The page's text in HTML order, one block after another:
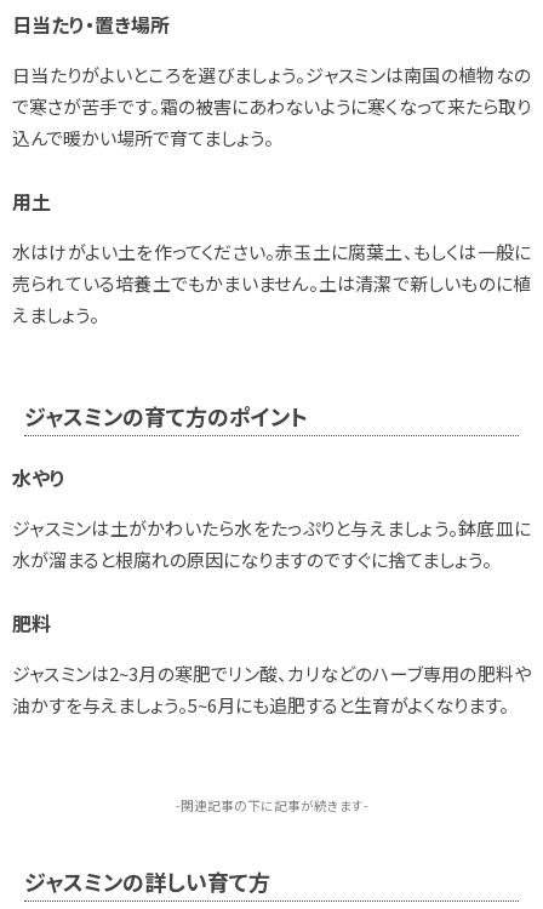
日当たり・置き場所
日当たりがよいところを選びましょう。ジャスミンは南国の植物なの
で寒さが苦手です。霜の被害にあわないように寒くなって来たら取り
込んで暖かい場所で育てましょう。
用土
水はけがよい土を作ってください。赤玉土に腐葉土、もしくは一般に
売られている培養土でもかまいません。土は清潔で新しいものに植
えましょう。
ジャスミンの育て方のポイント
水やり
ジャスミンは土がかわいたら水をたっぷりと与えましょう。鉢底皿に
水が溜まると根腐れの原因になりますのですぐに捨てましょう。
肥料
ジャスミンは2~3月の寒肥でリン酸、カリなどのハーブ専用の肥料や
油かすを与えましょう。5~6月にも追肥すると生育がよくなります。
-関連記事の下に記事が続きます-
ジャスミンの詳しい育て方